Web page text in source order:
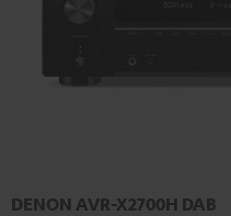
DENON AVR-X2700H DAB